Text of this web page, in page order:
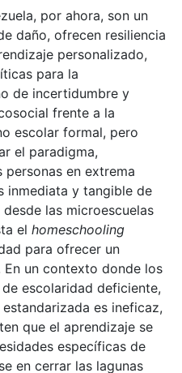
por ahora, son un
daño, ofrecen resiliencia
personalizado,
para la
de incertidumbre y
frente a la
escolar formal, pero
el paradigma,
personas en extrema
inmediata y tangible de
las microescuelas
el homeschooling
para ofrecer un
un contexto donde los
escolaridad deficiente,
es ineficaz,
que el aprendizaje se
específicas de
en cerrar las lagunas